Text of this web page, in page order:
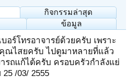
กิจกรรมล่าสุด
ข้อมูล
อร์โทรอาจารย์ด้วยครับ เพราะ
ณไสยครับ ไปดูมาหลายที่แล้ว
รถแก้ได้ครับ ครอบครัวกำลังแย่
/03/ 2555